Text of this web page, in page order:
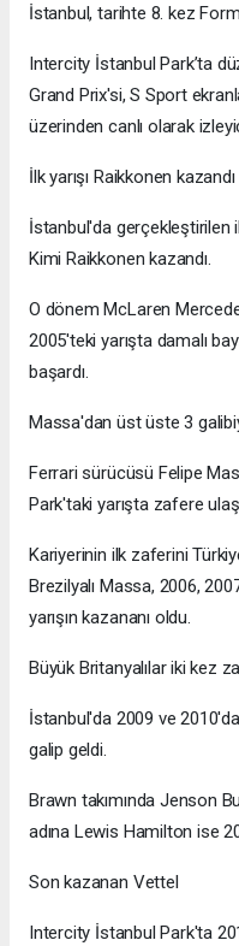
İstanbul, tarihte 8. kez
Intercity İstanbul Park’ta
Grand Prix'si, S Sport
üzerinden canlı olarak
İlk yarışı Raikkonen kazandı
İstanbul'da gerçekleştirilen
Kimi Raikkonen kazandı.
O dönem McLaren
2005'teki yarışta damalı
başardı.
Massa'dan üst üste 3
Ferrari sürücüsü Felipe
Park'taki yarışta zafere
Kariyerinin ilk zaferini
Brezilyalı Massa, 2006,
yarışın kazananı oldu.
Büyük Britanyalılar iki kez
İstanbul'da 2009 ve
galip geldi.
Brawn takımında Jenson
adına Lewis Hamilton ise
Son kazanan Vettel
Intercity İstanbul Park'ta